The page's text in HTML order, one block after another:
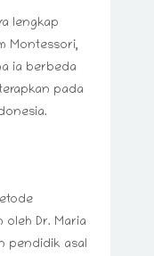
lengkap
Montessori,
ia berbeda
pada
oleh Dr. Maria
pendidik asal